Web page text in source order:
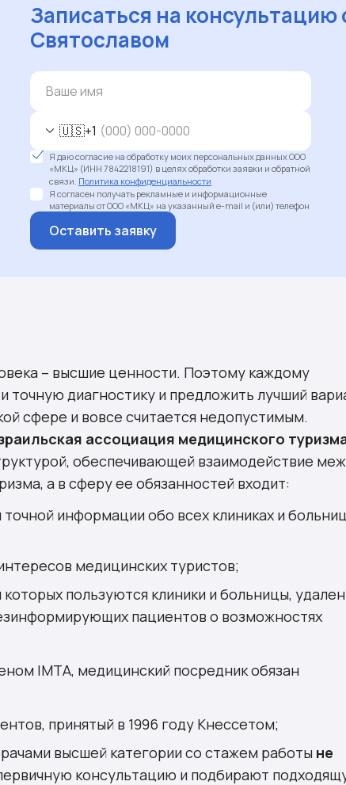
Записаться на консультацию
Святославом
🇺🇸+1
Я даю согласие на обработку моих персональных данных ООО
«МКЦ» (ИНН 7842218191) в целях обработки заявки и обратной
связи. Политика конфиденциальности
Я согласен получать рекламные и информационные
материалы от ООО «МКЦ» на указанный e-mail и (или) телефон
Оставить заявку
– высшие ценности. Поэтому каждому
точную диагностику и предложить лучший
сфере и вовсе считается недопустимым.
ассоциация медицинского
обеспечивающей взаимодействие
а в сферу ее обязанностей входит:
информации обо всех клиниках и
медицинских туристов;
пользуются клиники и больницы,
пациентов о возможностях
IMTA, медицинский посредник обязан
принятый в 1996 году Кнессетом;
высшей категории со стажем работы не
консультацию и подбирают